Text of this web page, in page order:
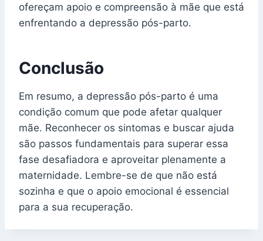
ofereçam apoio e compreensão à mãe que está
enfrentando a depressão pós-parto.
Conclusão
Em resumo, a depressão pós-parto é uma
condição comum que pode afetar qualquer
mãe. Reconhecer os sintomas e buscar ajuda
são passos fundamentais para superar essa
fase desafiadora e aproveitar plenamente a
maternidade. Lembre-se de que não está
sozinha e que o apoio emocional é essencial
para a sua recuperação.